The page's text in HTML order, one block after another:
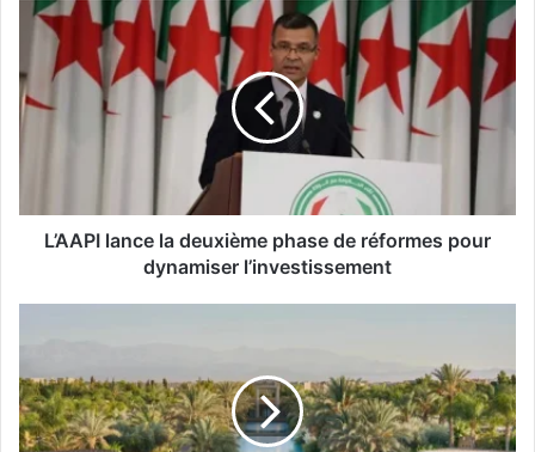
A
P
n
u
x
i
L’AAPI lance la deuxième phase de réformes pour
dynamiser l’investissement
r
a
k